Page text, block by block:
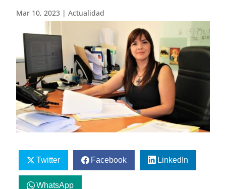
Mar 10, 2023 |Actualidad
Twitter Facebook LinkedIn
WhatsApp